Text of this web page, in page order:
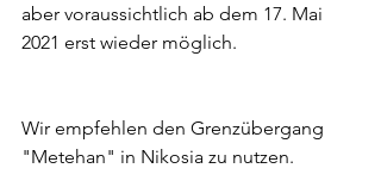
aber voraussichtlich ab dem 17. Mai
2021 erst wieder möglich.
Wir empfehlen den Grenzübergang
"Metehan" in Nikosia zu nutzen.